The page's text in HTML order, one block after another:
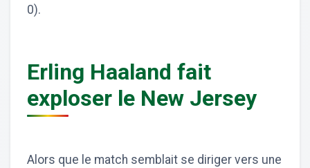
0).
Erling Haaland fait
exploser le New Jersey
Alors que le match semblait se diriger vers une